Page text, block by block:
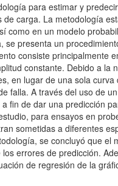
para estimar y
carga. La metodología
como en un modelo
presenta un
consiste principalmente
constante. Debido a la
en lugar de una sola
falla. A través del uso de
fin de dar una predicción
para ensayos en
sometidas a diferentes
se concluyó que
errores de predicción.
de regresión de la